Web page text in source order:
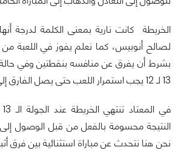
بشرط أن يفرق عن منافسه بنقطتين وفي حالة
13 لـ 12 يجب استمرار اللعب حتى يصل الفارق إلى جولتين.
نحن هنا نتحدث عن مباراة استثنائية بين فرق